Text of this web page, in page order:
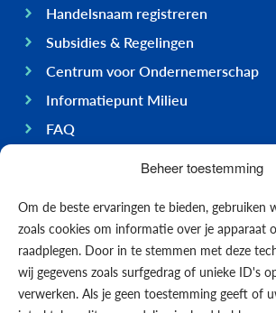
Beheer toestemming
Om de beste ervaringen te bieden, gebruiken
zoals cookies om informatie over je apparaat
raadplegen. Door in te stemmen met deze
wij gegevens zoals surfgedrag of unieke ID's
verwerken. Als je geen toestemming geeft of
Handelsnaam registreren
Subsidies & Regelingen
Centrum voor Ondernemerschap
Informatiepunt Milieu
FAQ
Ondernemen op Bonaire
Economie
Regering
Infrastructuur
Algemeen